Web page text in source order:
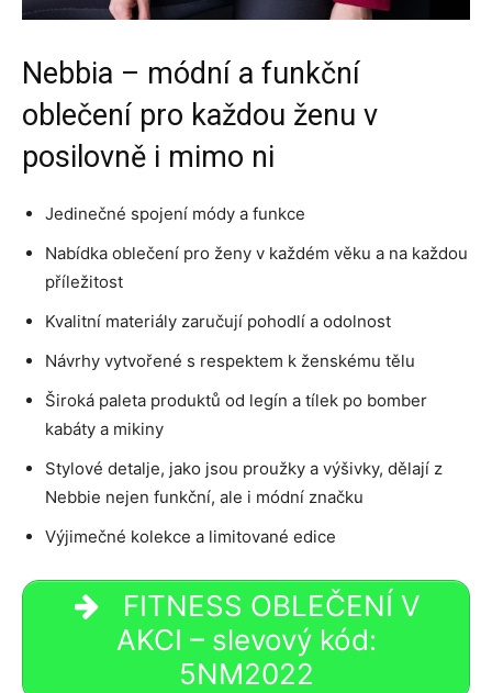
Nebbia – módní a funkční
oblečení pro každou ženu v
posilovně i mimo ni
Jedinečné spojení módy a funkce
Nabídka oblečení pro ženy v každém věku a na každou
příležitost
Kvalitní materiály zaručují pohodlí a odolnost
Návrhy vytvořené s respektem k ženskému tělu
Široká paleta produktů od legín a tílek po bomber
kabáty a mikiny
Stylové detalje, jako jsou proužky a výšivky, dělají z
Nebbie nejen funkční, ale i módní značku
Výjimečné kolekce a limitované edice
FITNESS OBLEČENÍ V
AKCI – slevový kód:
5NM2022